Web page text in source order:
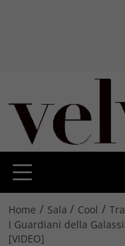
Home / Sala / Cool /
I Guardiani della
[VIDEO]